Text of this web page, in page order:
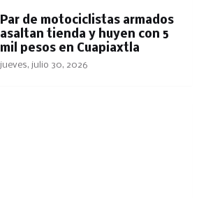
Par de motociclistas armados
asaltan tienda y huyen con 5
mil pesos en Cuapiaxtla
jueves, julio 30, 2026